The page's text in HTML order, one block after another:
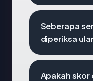
Seberapa
diperiksa
Apakah skor